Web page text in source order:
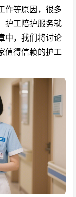
作等原因，很多
护工陪护服务就
中，我们将讨论
值得信赖的护工